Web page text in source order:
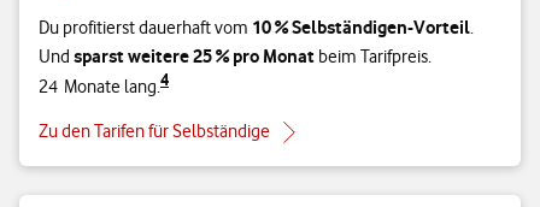
Du profitierst dauerhaft vom 10 % Selbständigen-Vorteil.
Und sparst weitere 25 % pro Monat beim Tarifpreis.
24 Monate lang.4
Zu den Tarifen für Selbständige